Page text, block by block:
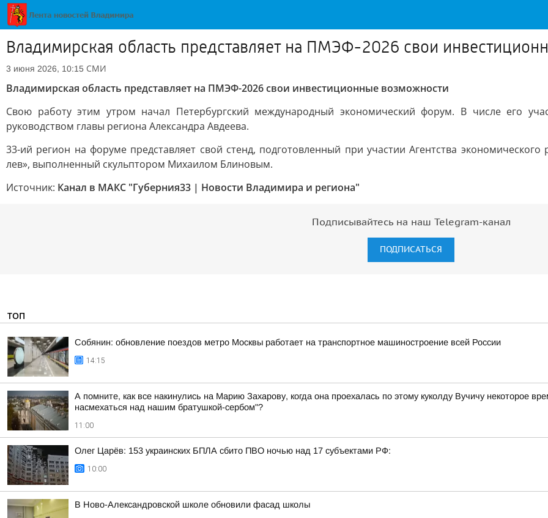
Владимирская область представляет на ПМЭФ-2026 свои
3 июня 2026, 10:15 СМИ
Владимирская область представляет на ПМЭФ-2026 свои инвестиционные возможности
Свою работу этим утром начал Петербургский международный экономический форум. В числе его
руководством главы региона Александра Авдеева.
33-ий регион на форуме представляет свой стенд, подготовленный при участии Агентства
лев», выполненный скульптором Михаилом Блиновым.
Источник: Канал в МАКС "Губерния33 | Новости Владимира и региона"
Подписывайтесь на наш Telegram-канал
ПОДПИСАТЬСЯ
ТОП
Собянин: обновление поездов метро Москвы работает на транспортное машиностроение всей России
14:15
А помните, как все накинулись на Марию Захарову, когда она проехалась по этому куколду Вучичу некоторое
насмехаться над нашим братушкой-сербом"?
11:00
Олег Царёв: 153 украинских БПЛА сбито ПВО ночью над 17 субъектами РФ:
10:00
В Ново-Александровской школе обновили фасад школы